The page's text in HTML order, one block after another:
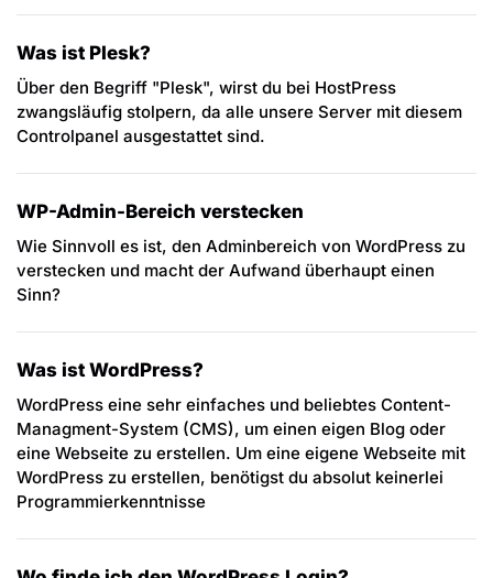
Was ist Plesk?
Über den Begriff "Plesk", wirst du bei HostPress
zwangsläufig stolpern, da alle unsere Server mit diesem
Controlpanel ausgestattet sind.
WP-Admin-Bereich verstecken
Wie Sinnvoll es ist, den Adminbereich von WordPress zu
verstecken und macht der Aufwand überhaupt einen
Sinn?
Was ist WordPress?
WordPress eine sehr einfaches und beliebtes Content-
Managment-System (CMS), um einen eigen Blog oder
eine Webseite zu erstellen. Um eine eigene Webseite mit
WordPress zu erstellen, benötigst du absolut keinerlei
Programmierkenntnisse